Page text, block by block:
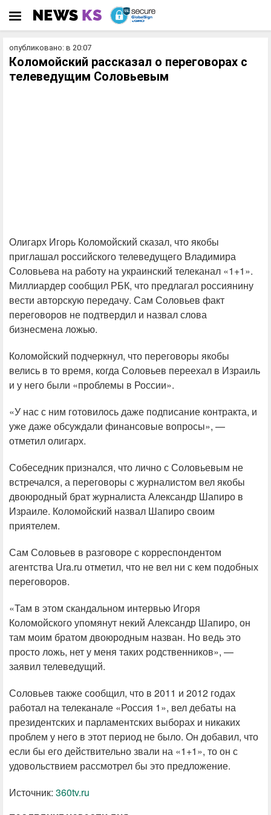
опубликовано: в 20:07
Коломойский рассказал о переговорах с
телеведущим Соловьевым
Олигарх Игорь Коломойский сказал, что якобы
приглашал российского телеведущего Владимира
Соловьева на работу на украинский телеканал «1+1».
Миллиардер сообщил РБК, что предлагал россиянину
вести авторскую передачу. Сам Соловьев факт
переговоров не подтвердил и назвал слова
бизнесмена ложью.
Коломойский подчеркнул, что переговоры якобы
велись в то время, когда Соловьев переехал в Израиль
и у него были «проблемы в России».
«У нас с ним готовилось даже подписание контракта, и
уже даже обсуждали финансовые вопросы», —
отметил олигарх.
Собеседник признался, что лично с Соловьевым не
встречался, а переговоры с журналистом вел якобы
двоюродный брат журналиста Александр Шапиро в
Израиле. Коломойский назвал Шапиро своим
приятелем.
Сам Соловьев в разговоре с корреспондентом
агентства Ura.ru отметил, что не вел ни с кем подобных
переговоров.
«Там в этом скандальном интервью Игоря
Коломойского упомянут некий Александр Шапиро, он
там моим братом двоюродным назван. Но ведь это
просто ложь, нет у меня таких родственников», —
заявил телеведущий.
Соловьев также сообщил, что в 2011 и 2012 годах
работал на телеканале «Россия 1», вел дебаты на
президентских и парламентских выборах и никаких
проблем у него в этот период не было. Он добавил, что
если бы его действительно звали на «1+1», то он с
удовольствием рассмотрел бы это предложение.
Источник: 360tv.ru